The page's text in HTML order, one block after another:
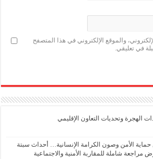
والموقع الإلكتروني في هذا المتصفح
في تعليقي.
الهجرة وتحديات التعاون الإقليمي
حماية الأمن وصون الكرامة الإنسانية… أحداث سبتة
مراجعة شاملة للمقاربة الأمنية والاجتماعية